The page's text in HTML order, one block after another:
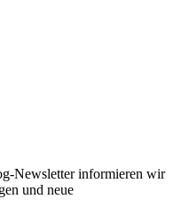
Newsletter informieren wir
und neue